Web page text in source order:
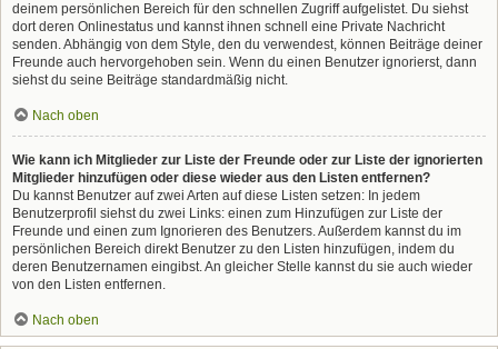
deinem persönlichen Bereich für den schnellen Zugriff aufgelistet. Du siehst
dort deren Onlinestatus und kannst ihnen schnell eine Private Nachricht
senden. Abhängig von dem Style, den du verwendest, können Beiträge deiner
Freunde auch hervorgehoben sein. Wenn du einen Benutzer ignorierst, dann
siehst du seine Beiträge standardmäßig nicht.
Nach oben
Wie kann ich Mitglieder zur Liste der Freunde oder zur Liste der ignorierten
Mitglieder hinzufügen oder diese wieder aus den Listen entfernen?
Du kannst Benutzer auf zwei Arten auf diese Listen setzen: In jedem
Benutzerprofil siehst du zwei Links: einen zum Hinzufügen zur Liste der
Freunde und einen zum Ignorieren des Benutzers. Außerdem kannst du im
persönlichen Bereich direkt Benutzer zu den Listen hinzufügen, indem du
deren Benutzernamen eingibst. An gleicher Stelle kannst du sie auch wieder
von den Listen entfernen.
Nach oben